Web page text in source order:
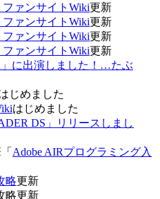
ァンサイトWiki更新
ァンサイトWiki更新
ァンサイトWiki更新
ァンサイトWiki更新
に出演しました！…たぶ
じめました
はじめました
DS」リリースしまし
Adobe AIRプログラミング入
略更新
略更新